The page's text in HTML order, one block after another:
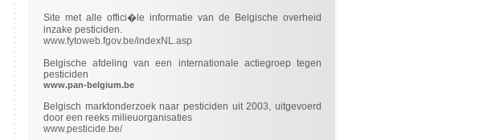
Site met alle offici�le informatie van de Belgische overheid
inzake pesticiden.
www.fytoweb.fgov.be/indexNL.asp
Belgische afdeling van een internationale actiegroep tegen
pesticiden
www.pan-belgium.be
Belgisch marktonderzoek naar pesticiden uit 2003, uitgevoerd
door een reeks milieuorganisaties
www.pesticide.be/